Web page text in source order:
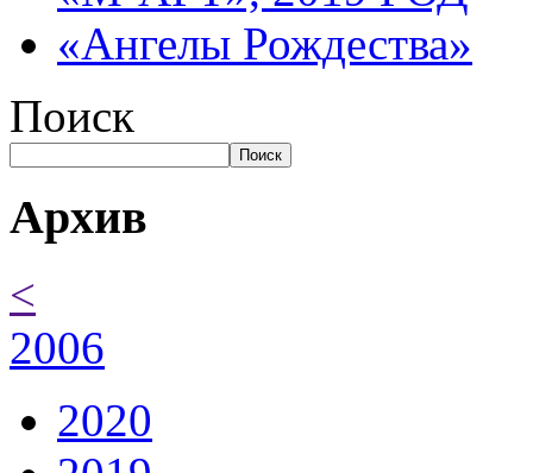
«Ангелы Рождества»
Поиск
Поиск
Архив
<
2006
2020